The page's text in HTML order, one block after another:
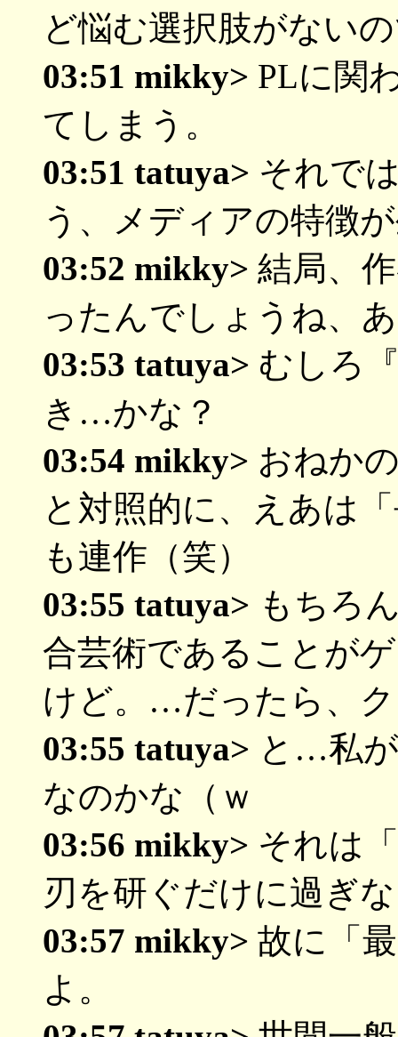
ど悩む選択肢がない
03:51 mikky> PLに関
てしまう。
03:51 tatuya> それで
う、メディアの特徴
03:52 mikky> 結局、
ったんでしょうね、
03:53 tatuya> むしろ
き…かな？
03:54 mikky> おねか
と対照的に、えあは
も連作（笑）
03:55 tatuya> もちろ
合芸術であることが
けど。…だったら、
03:55 tatuya> と…私
なのかな（ｗ
03:56 mikky> それは
刃を研ぐだけに過ぎ
03:57 mikky> 故に「
よ。